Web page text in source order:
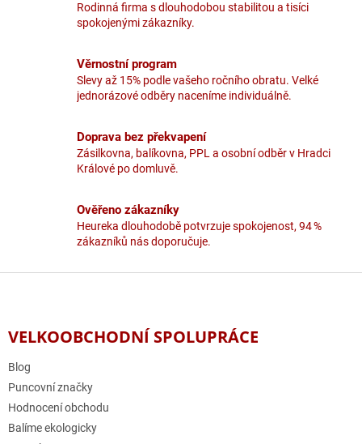
p
r
y
v
ý
i
s
Rodinná firma s dlouhodobou stabilitou a tisíci
spokojenými zákazníky.
Věrnostní program
Slevy až 15% podle vašeho ročního obratu. Velké
jednorázové odběry naceníme individuálně.
Doprava bez překvapení
Zásilkovna, balíkovna, PPL a osobní odběr v Hradci
Králové po domluvě.
Ověřeno zákazníky
Heureka dlouhodobě potvrzuje spokojenost, 94 %
zákazníků nás doporučuje.
Z
VELKOOBCHODNÍ SPOLUPRÁCE
Blog
Puncovní značky
Hodnocení obchodu
Balíme ekologicky